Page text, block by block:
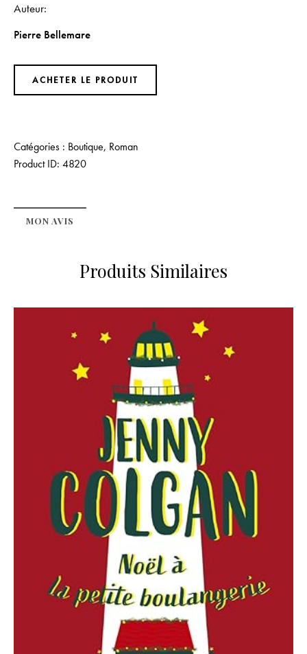
Auteur
Pierre Bellemare
ACHETER LE PRODUIT
Catégories : Boutique, Roman
Product ID: 4820
MON AVIS
Produits Similaires